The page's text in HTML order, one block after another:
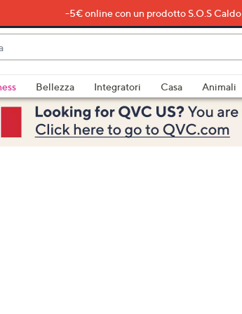
-5€ online con un prodotto S.O.S Caldo
Bellezza Integratori Casa Animali